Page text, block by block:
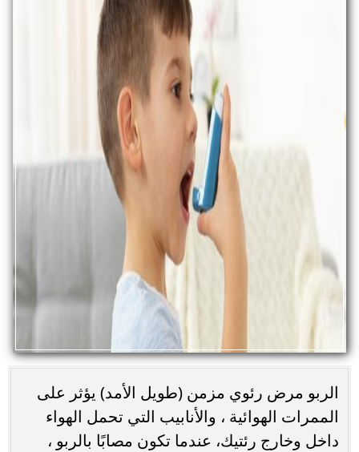
الربو مرض رئوي مزمن (طويل الأمد) يؤثر على
الممرات الهوائية ، والأنابيب التي تحمل الهواء
داخل وخارج رئتيك، عندما تكون مصابًا بالربو ،